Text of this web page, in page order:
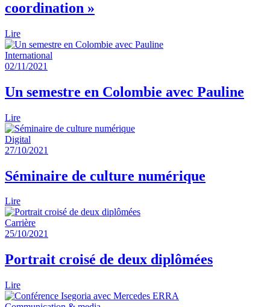
coordination »
Lire
International
02/11/2021
Un semestre en Colombie avec Pauline
Lire
Digital
27/10/2021
Séminaire de culture numérique
Lire
Carrière
25/10/2021
Portrait croisé de deux diplômées
Lire